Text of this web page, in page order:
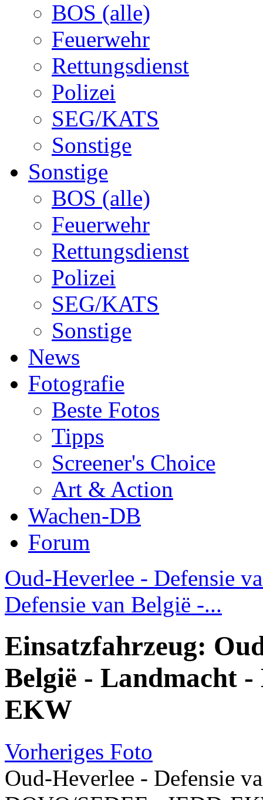
BOS (alle)
Feuerwehr
Rettungsdienst
Polizei
SEG/KATS
Sonstige
Sonstige
BOS (alle)
Feuerwehr
Rettungsdienst
Polizei
SEG/KATS
Sonstige
News
Fotografie
Beste Fotos
Tipps
Screener's Choice
Art & Action
Wachen-DB
Forum
Oud-Heverlee - Defensie
Defensie van België -...
Einsatzfahrzeug:
België - Landmacht
EKW
Vorheriges Foto
Oud-Heverlee - Defensie